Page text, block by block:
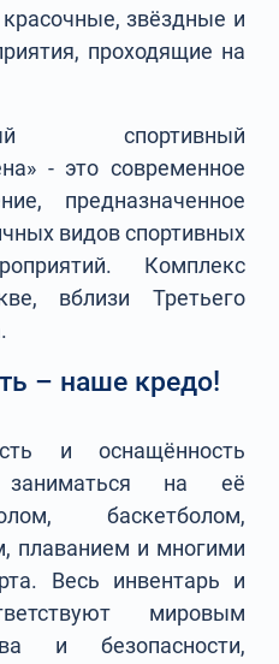
звёздные и
проходящие на
спортивный
- это современное
предназначенное
видов спортивных
Комплекс
вблизи Третьего
– наше кредо!
и оснащённость
на её
баскетболом,
плаванием и многими
Весь инвентарь и
мировым
и безопасности,